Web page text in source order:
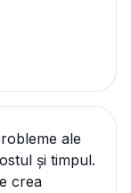
ale
și timpul.
crea